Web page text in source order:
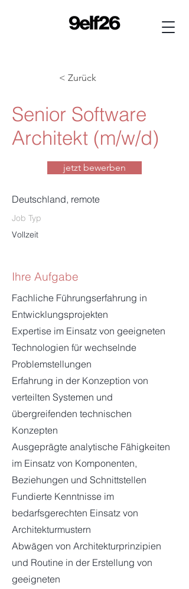
< Zurück
Senior Software
Architekt (m/w/d)
jetzt bewerben
Deutschland, remote
Job Typ
Vollzeit
Ihre Aufgabe
Fachliche Führungserfahrung in
Entwicklungsprojekten
Expertise im Einsatz von geeigneten
Technologien für wechselnde
Problemstellungen
Erfahrung in der Konzeption von
verteilten Systemen und
übergreifenden technischen
Konzepten
Ausgeprägte analytische Fähigkeiten
im Einsatz von Komponenten,
Beziehungen und Schnittstellen
Fundierte Kenntnisse im
bedarfsgerechten Einsatz von
Architekturmustern
Abwägen von Architekturprinzipien
und Routine in der Erstellung von
geeigneten